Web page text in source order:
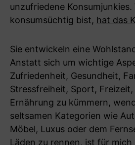
unzufriedene Konsumjunkies.
konsumsüchtig bist, hat das
Sie entwickeln eine
Anstatt sich um wichtige
Zufriedenheit, Gesundheit,
Stressfreiheit, Sport, Freizeit,
Ernährung zu kümmern,
seltsamen Kategorien wie
Möbel, Luxus oder dem
Läden zu rennen, ist für mich